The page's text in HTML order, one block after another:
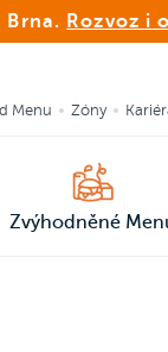
Brna. Rozvoz i
Menu Zóny
Zvýhodněné